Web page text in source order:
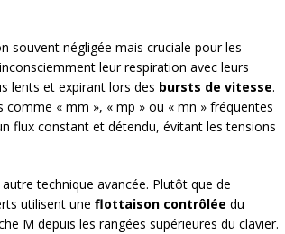
souvent négligée mais cruciale pour les
leur respiration avec leurs
lents et expirant lors des bursts de vitesse.
« mm », « mp » ou « mn » fréquentes
flux constant et détendu, évitant les tensions
technique avancée. Plutôt que de
utilisent une flottaison contrôlée du
M depuis les rangées supérieures du clavier.